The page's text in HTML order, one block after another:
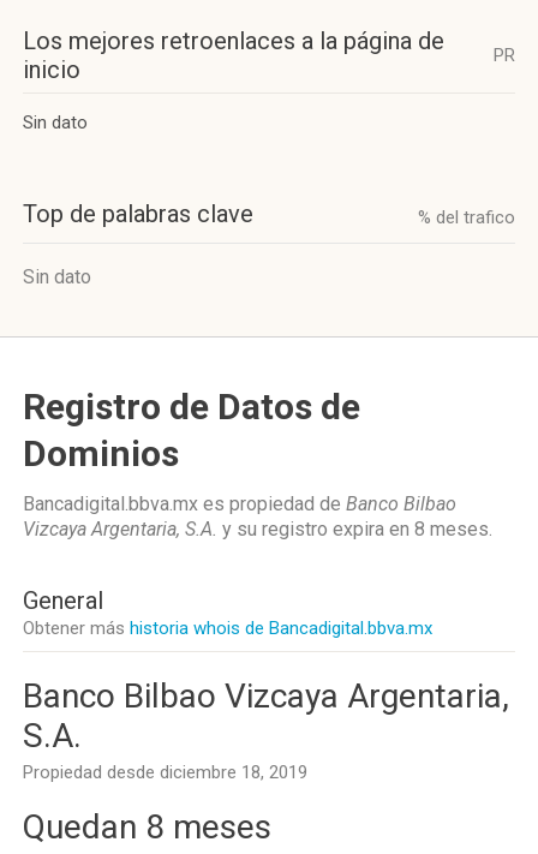
Los mejores retroenlaces a la página de
inicio
PR
Sin dato
Top de palabras clave % del trafico
Sin dato
Registro de Datos de
Dominios
Bancadigital.bbva.mx es propiedad de Banco Bilbao
Vizcaya Argentaria, S.A. y su registro expira en 8 meses.
General
Obtener más historia whois de Bancadigital.bbva.mx
Banco Bilbao Vizcaya Argentaria,
S.A.
Propiedad desde diciembre 18, 2019
Quedan 8 meses